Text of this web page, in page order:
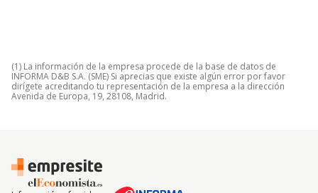
(1) La información de la empresa procede de la base de datos de
INFORMA D&B S.A. (SME) Si aprecias que existe algún error por favor
dirígete acreditando tu representación de la empresa a la dirección
Avenida de Europa, 19, 28108, Madrid.